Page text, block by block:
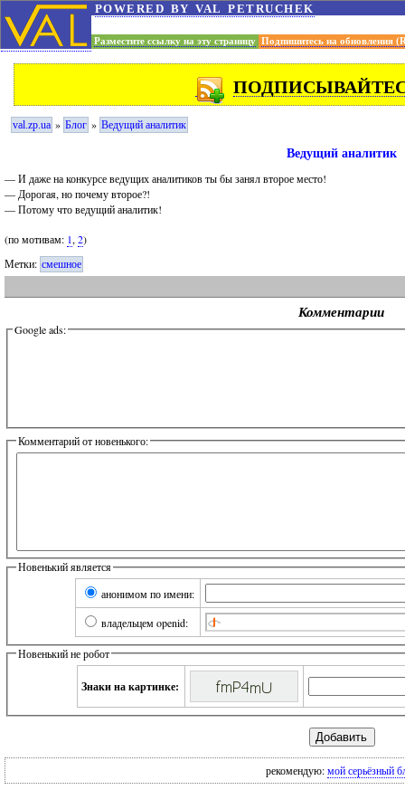
powered by val petruchek
Разместите ссылку на эту страницу Подпишитесь на обновления
val.zp.ua » Блог » Ведущий аналитик
Ведущий аналитик
— И даже на конкурсе ведущих аналитиков ты бы занял второе место!
— Дорогая, но почему второе?!
— Потому что ведущий аналитик!
(по мотивам: 1, 2)
Метки: смешное
Комментарии
Google ads:
Комментарий от новенького:
Новенький является
анонимом по имени:
владельцем openid:
Новенький не робот
Знаки на картинке:
рекомендую: мой серьёзный